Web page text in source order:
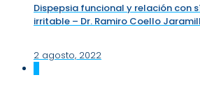
Dispepsia funcional y relación con
irritable – Dr. Ramiro Coello
2 agosto, 2022